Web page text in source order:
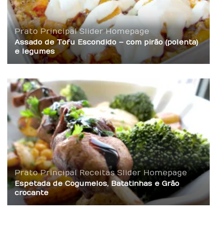
Prato Principal Slider Homepage
Assado de Tofu Escondido – com pirão (polenta)
e legumes
Prato Principal Receitas Slider Homepage
Espetada de Cogumelos, Batatinhas e Grão
crocante